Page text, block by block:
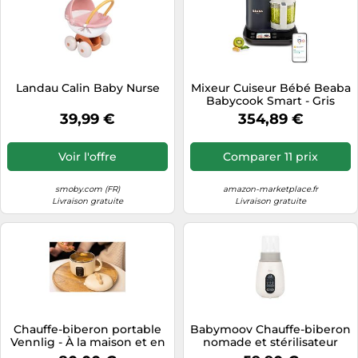
Landau Calin Baby Nurse
39,99 €
Voir l'offre
smoby.com (FR)
Livraison gratuite
Mixeur Cuiseur Bébé Beaba
Babycook Smart - Gris
Anthracite
354,89 €
Comparer 11 prix
amazon-marketplace.fr
Livraison gratuite
Chauffe-biberon portable
Vennlig - À la maison et en
déplacement
Babymoov Chauffe-biberon
nomade et stérilisateur
NutriSmart(+) Portable